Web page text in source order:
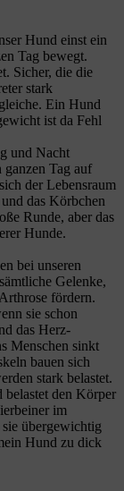
Hund einst ein
Tag bewegt.
Sicher, die die
stark
Ein Hund
ist da Fehl
und Nacht
Tag auf
der Lebensraum
das Körbchen
Runde, aber das
Hunde.
bei unseren
Gelenke,
fördern.
sie schon
das Herz-
Menschen sinkt
bauen sich
stark belastet.
belastet den Körper
im
übergewichtig
Hund zu dick